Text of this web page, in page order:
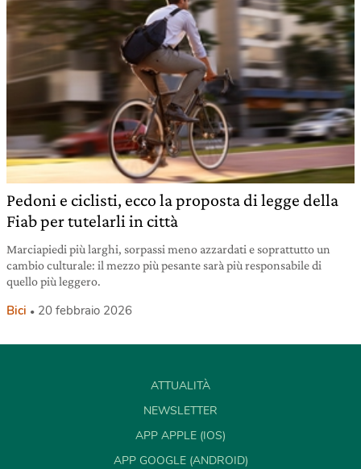
Pedoni e ciclisti, ecco la proposta di legge della
Fiab per tutelarli in città
Marciapiedi più larghi, sorpassi meno azzardati e soprattutto un
cambio culturale: il mezzo più pesante sarà più responsabile di
quello più leggero.
Bici 20 febbraio 2026
ATTUALITÀ
NEWSLETTER
APP APPLE (IOS)
APP GOOGLE (ANDROID)